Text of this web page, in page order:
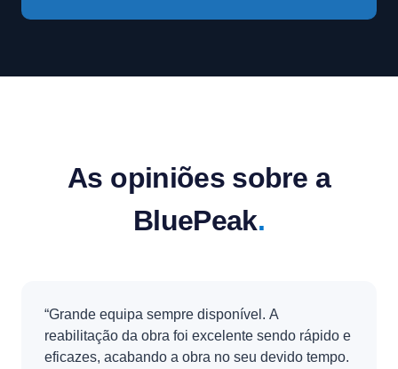
As opiniões sobre a
BluePeak.
“Grande equipa sempre disponível. A
reabilitação da obra foi excelente sendo rápido e
eficazes, acabando a obra no seu devido tempo.